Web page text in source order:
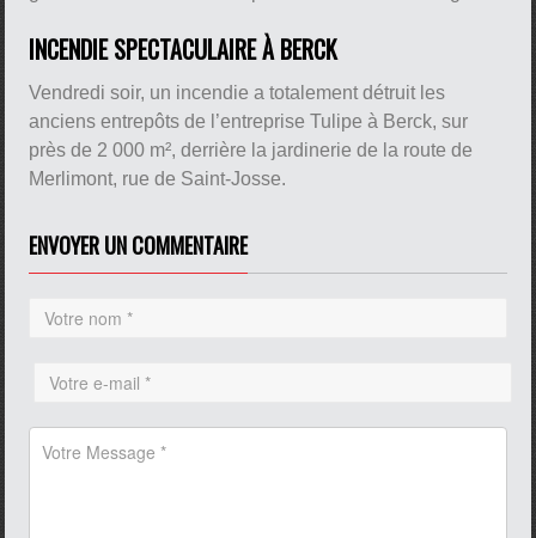
INCENDIE SPECTACULAIRE À BERCK
Vendredi soir, un incendie a totalement détruit les
anciens entrepôts de l’entreprise Tulipe à Berck, sur
près de 2 000 m², derrière la jardinerie de la route de
Merlimont, rue de Saint-Josse.
ENVOYER UN COMMENTAIRE